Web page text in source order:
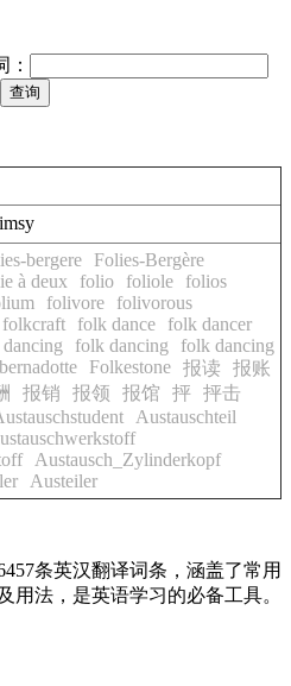
bergere
Folies-Bergère
à deux folio foliole
folios
folivore
folivorous
folkcraft folk dance
folk dancer
folk dancing
folk dancing
Folkestone 报读
报账
报销 报领 报馆 抨 抨击
Austauschteil
Austausch_Zylinderkopf
Austeiler
条英汉翻译词条，涵盖了常用
用法，是英语学习的必备工具。